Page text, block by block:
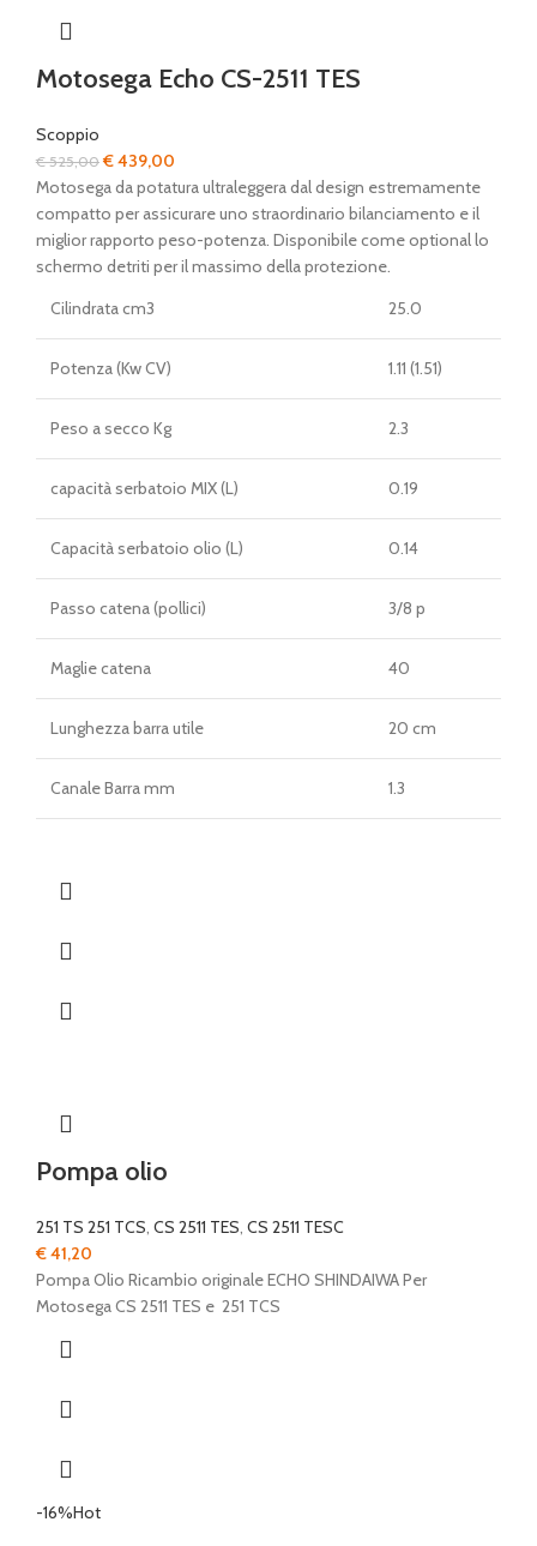
Motosega Echo CS-2511 TES
Scoppio
€525,00Il
prezzo
originale
era:
€ 525,00.
€439,00
prezzo
attuale
è:
€ 439,00.
Motosega da potatura ultraleggera dal design estremamente
compatto per assicurare uno straordinario bilanciamento e il
miglior rapporto peso-potenza. Disponibile come optional lo
schermo detriti per il massimo della protezione.
Cilindrata cm3
25.0
Potenza (Kw CV) 1.11 (1.51)
Peso a secco Kg 2.3
capacità serbatoio MIX (L) 0.19
Capacità serbatoio olio (L) 0.14
Passo catena (pollici) 3/8 p
Maglie catena 40
Lunghezza barra utile 20 cm
Canale Barra mm 1.3
Pompa olio
251 TS 251 TCS, CS 2511 TES, CS 2511 TESC
€41,20
Pompa Olio Ricambio originale ECHO SHINDAIWA Per
Motosega CS 2511 TES e 251 TCS
-16%Hot